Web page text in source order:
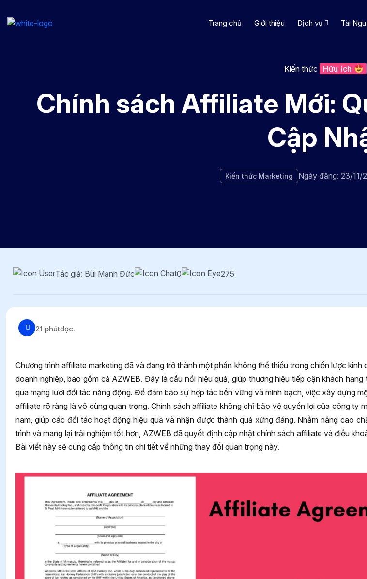
Trang chủ Giới thiệu Dịch vụ Tài
Kiến thức Hữu ích
Chính sách Affiliate Mới:
Cập
Kiến thức Marketing Ngày đăng: 23/11/
Tác giả: Bùi Mạnh Đức 0 275
21 phútđọc.
Chương trình affiliate marketing đã và đang trở thành một phần không thể thiếu trong chiến lược kinh
doanh nghiệp, bao gồm cả AZWEB. Đây là cầu nối hiệu quả, giúp thương hiệu tiếp cận khách hàng
qua mạng lưới đối tác năng động. Để đảm bảo sự hợp tác bền vững và minh bạch, việc xây dựng
affiliate rõ ràng là vô cùng quan trọng. Chính sách affiliate không chỉ bảo vệ quyền lợi của công ty
nam, giúp các đối tác hoạt động hiệu quả và nhận được thành quả xứng đáng. Nhằm nâng cao
trình và mang lại trải nghiệm tốt hơn, AZWEB đã quyết định cập nhật chính sách affiliate và điều
Bài viết này sẽ cung cấp thông tin chi tiết về những thay đổi quan trọng này.